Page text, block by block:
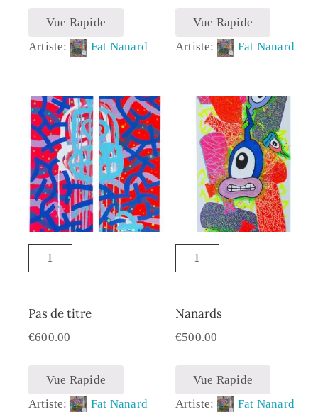
Vue Rapide
Artiste:
Fat Nanard
Vue Rapide
Artiste:
Fat Nanard
Pas de titre
€600.00
Vue Rapide
Artiste:
Fat Nanard
Nanards
€500.00
Vue Rapide
Artiste:
Fat Nanard